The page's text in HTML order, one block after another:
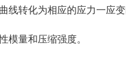
线转化为相应的应力一应
模量和压缩强度。